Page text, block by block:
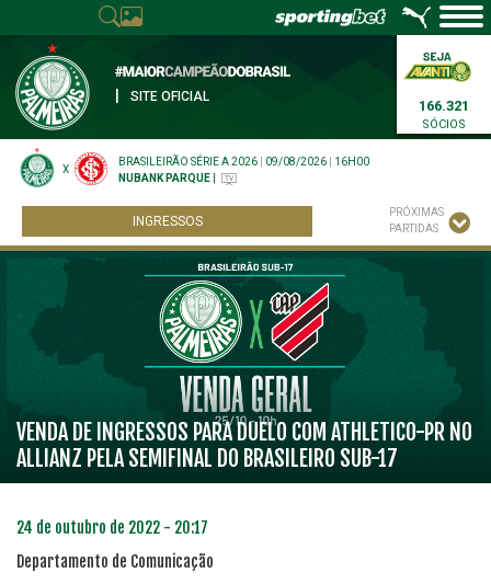
SITE OFICIAL
166.321
SÓCIOS
X
BRASILEIRÃO SÉRIE A 2026 09/08/2026
16H00
NUBANK PARQUE
INGRESSOS
PRÓXIMAS
PARTIDAS
VENDA DE INGRESSOS PARA DUELO COM ATHLETICO-PR NO
ALLIANZ PELA SEMIFINAL DO BRASILEIRO SUB-17
24 de outubro de 2022 - 20:17
Departamento de Comunicação